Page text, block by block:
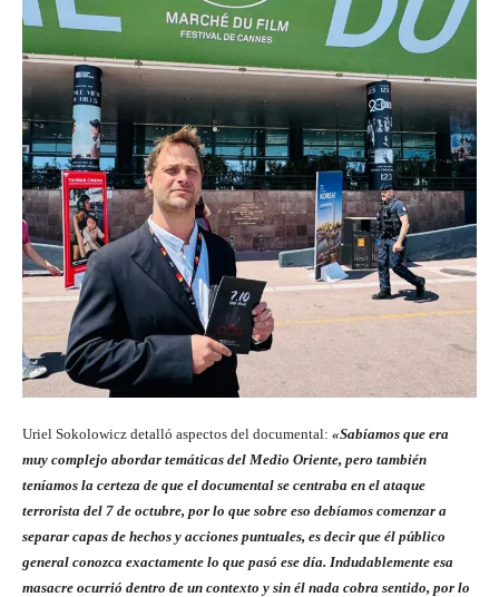
Uriel Sokolowicz detalló aspectos del documental: «Sabíamos que era
muy complejo abordar temáticas del Medio Oriente, pero también
teníamos la certeza de que el documental se centraba en el ataque
terrorista del 7 de octubre, por lo que sobre eso debíamos comenzar a
separar capas de hechos y acciones puntuales, es decir que él público
general conozca exactamente lo que pasó ese día. Indudablemente esa
masacre ocurrió dentro de un contexto y sin él nada cobra sentido, por lo